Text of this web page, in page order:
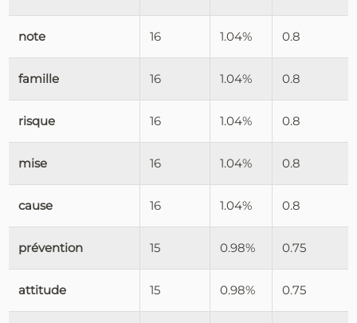
note 16 1.04% 0.8
famille 16 1.04% 0.8
risque 16 1.04% 0.8
mise 16 1.04% 0.8
cause 16 1.04% 0.8
prévention 15 0.98% 0.75
attitude 15 0.98% 0.75